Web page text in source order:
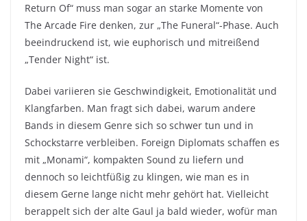
Return Of“ muss man sogar an starke Momente von
The Arcade Fire denken, zur „The Funeral“-Phase. Auch
beeindruckend ist, wie euphorisch und mitreißend
„Tender Night“ ist.
Dabei variieren sie Geschwindigkeit, Emotionalität und
Klangfarben. Man fragt sich dabei, warum andere
Bands in diesem Genre sich so schwer tun und in
Schockstarre verbleiben. Foreign Diplomats schaffen es
mit „Monami“, kompakten Sound zu liefern und
dennoch so leichtfüßig zu klingen, wie man es in
diesem Gerne lange nicht mehr gehört hat. Vielleicht
berappelt sich der alte Gaul ja bald wieder, wofür man